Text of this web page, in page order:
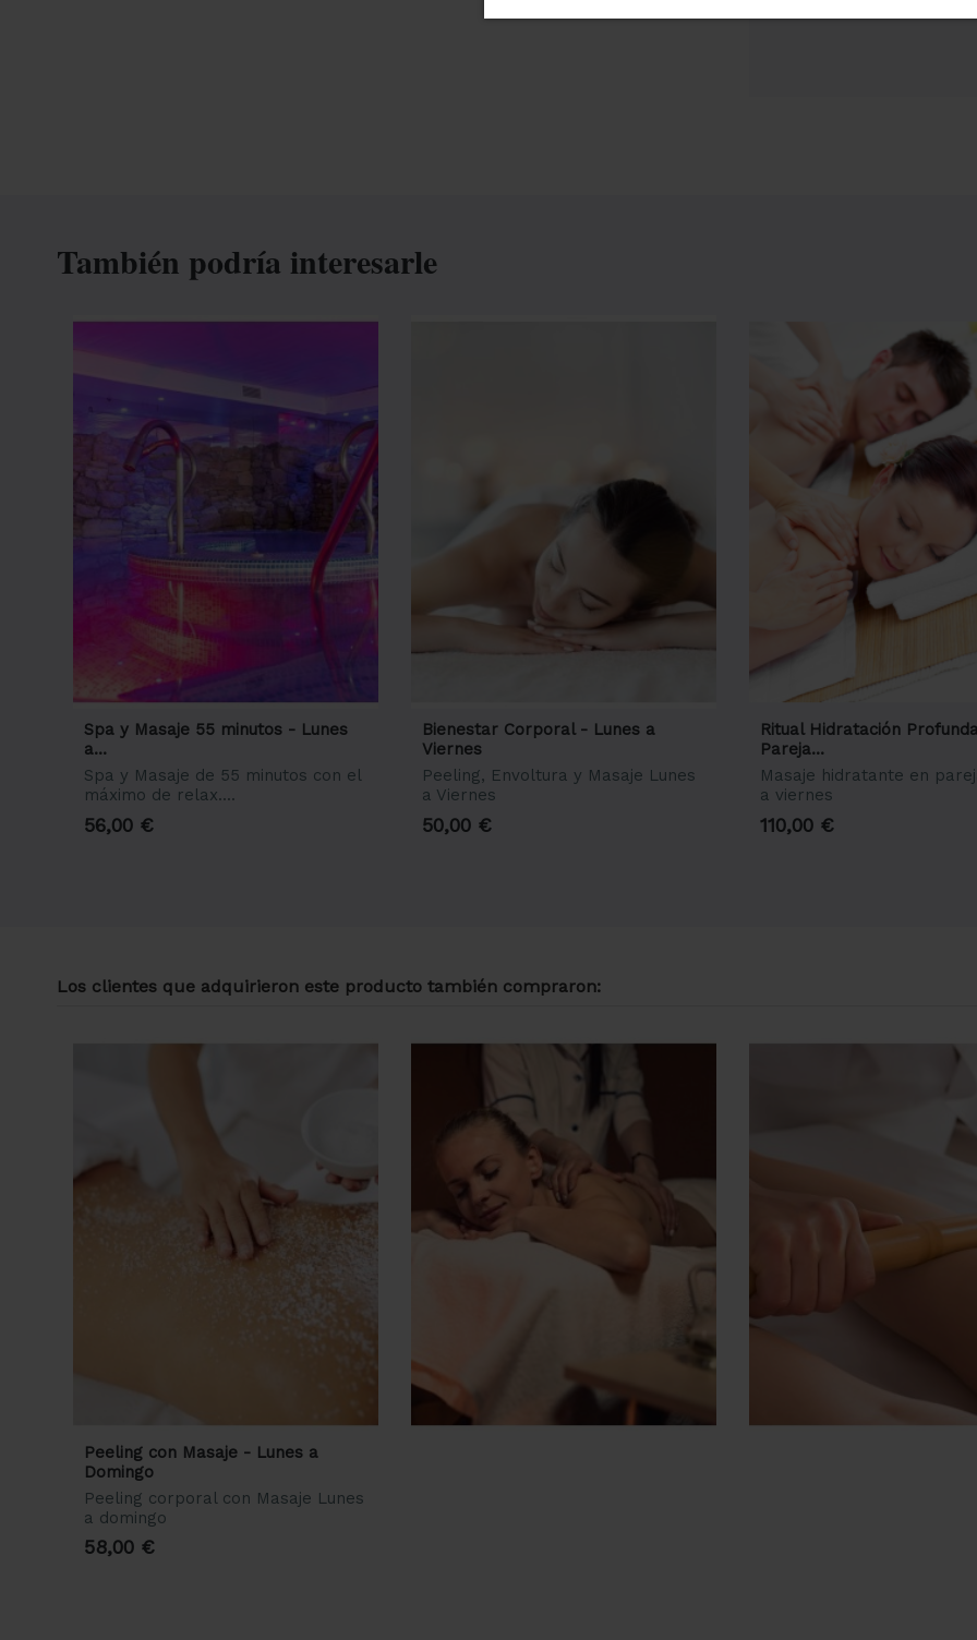
También podría interesarle
Spa y Masaje 55 minutos - Lunes
a...
Spa y Masaje de 55 minutos con el
máximo de relax....
56,00 €
Bienestar Corporal - Lunes a
Viernes
Peeling, Envoltura y Masaje Lunes
a Viernes
50,00 €
Ritual Hidratación
Pareja...
Masaje hidratante en
a viernes
110,00 €
Los clientes que adquirieron este producto también compraron:
Peeling con Masaje - Lunes a
Domingo
Peeling corporal con Masaje Lunes
a domingo
58,00 €